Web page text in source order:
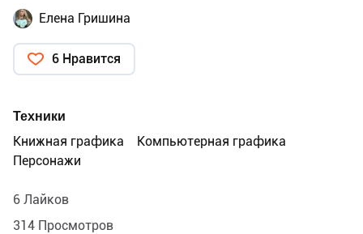
Елена Гришина
6 Нравится
Техники
Книжная графика
Компьютерная графика
Персонажи
6 Лайков
314 Просмотров